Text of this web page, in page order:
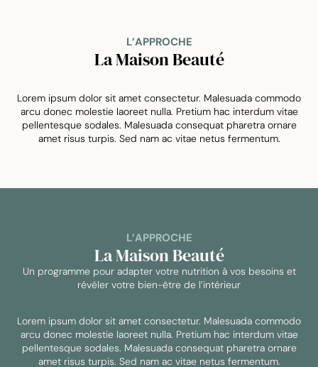
L’APPROCHE
La Maison Beauté
Lorem ipsum dolor sit amet consectetur. Malesuada commodo
arcu donec molestie laoreet nulla. Pretium hac interdum vitae
pellentesque sodales. Malesuada consequat pharetra ornare
amet risus turpis. Sed nam ac vitae netus fermentum.
L’APPROCHE
La Maison Beauté
Un programme pour adapter votre nutrition à vos besoins et
révéler votre bien-être de l’intérieur
Lorem ipsum dolor sit amet consectetur. Malesuada commodo
arcu donec molestie laoreet nulla. Pretium hac interdum vitae
pellentesque sodales. Malesuada consequat pharetra ornare
amet risus turpis. Sed nam ac vitae netus fermentum.